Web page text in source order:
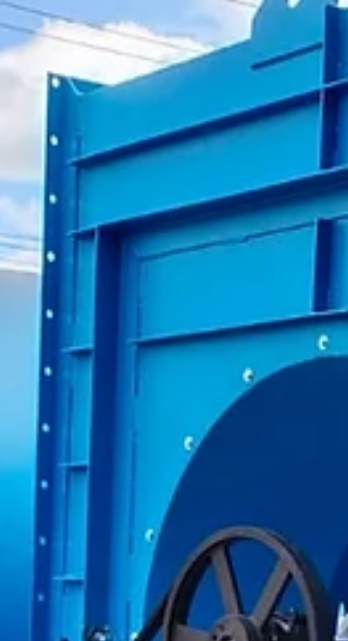
operando en espacios donde el aire
no está siendo gestionado . Y cuando el aire
falla, todo emp